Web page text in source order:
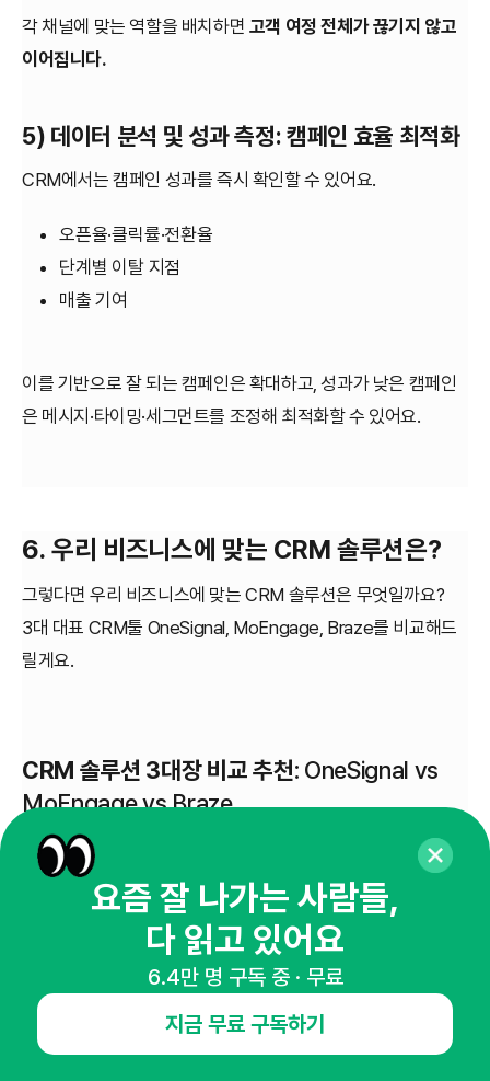
각 채널에 맞는 역할을 배치하면 고객 여정 전체가 끊기지 않고
이어집니다.
5) 데이터 분석 및 성과 측정: 캠페인 효율 최적화
CRM에서는 캠페인 성과를 즉시 확인할 수 있어요.
오픈율·클릭률·전환율
단계별 이탈 지점
매출 기여
이를 기반으로 잘 되는 캠페인은 확대하고, 성과가 낮은 캠페인
은 메시지·타이밍·세그먼트를 조정해 최적화할 수 있어요.
6. 우리 비즈니스에 맞는 CRM 솔루션은?
그렇다면 우리 비즈니스에 맞는 CRM 솔루션은 무엇일까요?
3대 대표 CRM툴 OneSignal, MoEngage, Braze를 비교해드
릴게요.
CRM 솔루션 3대장 비교 추천: OneSignal vs
MoEngage vs Braze
요즘 잘 나가는 사람들,
다 읽고 있어요
6.4만 명 구독 중 · 무료
지금 무료 구독하기